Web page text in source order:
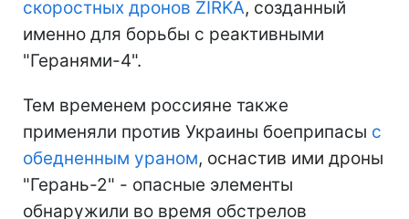
скоростных дронов ZIRKA, созданный
именно для борьбы с реактивными
"Геранями-4".
Тем временем россияне также
применяли против Украины боеприпасы с
обедненным ураном, оснастив ими дроны
"Герань-2" - опасные элементы
обнаружили во время обстрелов